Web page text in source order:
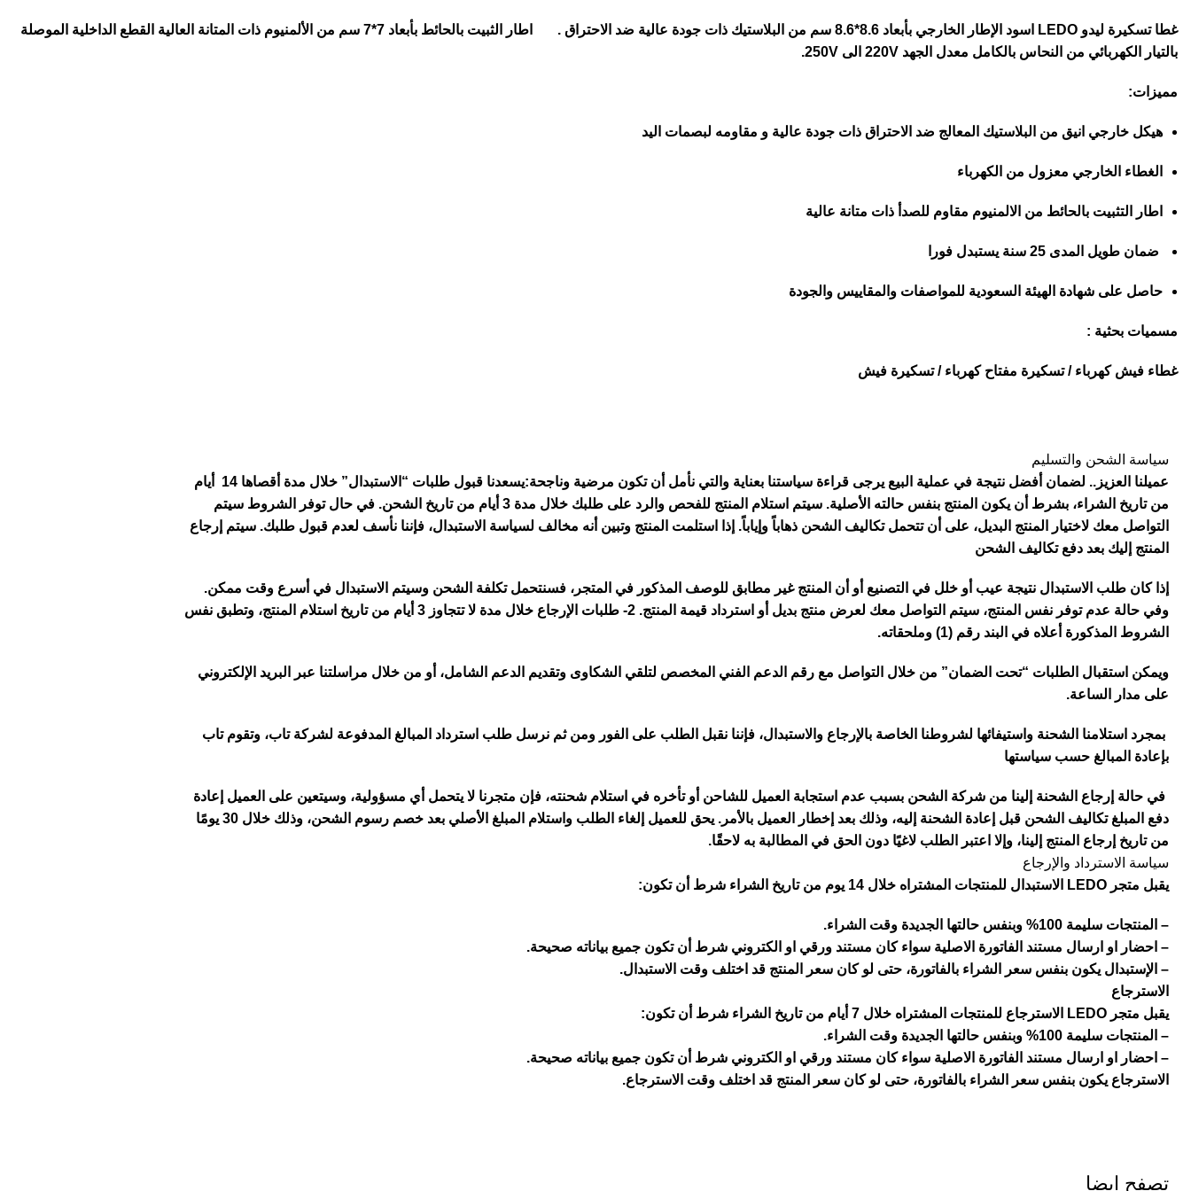
غطا تسكيرة ليدو LEDO اسود الإطار الخارجي بأبعاد 8.6*8.6 سم من البلاستيك ذات جودة عالية ضد الاحتراق . اطار الثبيت بالحائط بأبعاد 7*7 سم من الألمنيوم ذات المتانة العالية القطع الداخلية الموصلة
بالتيار الكهربائي من النحاس بالكامل معدل الجهد 220V الى 250V.
مميزات:
هيكل خارجي انيق من البلاستيك المعالج ضد الاحتراق ذات جودة عالية و مقاومه لبصمات اليد
الغطاء الخارجي معزول من الكهرباء
اطار التثبيت بالحائط من الالمنيوم مقاوم للصدأ ذات متانة عالية
ضمان طويل المدى 25 سنة يستبدل فورا
حاصل على شهادة الهيئة السعودية للمواصفات والمقاييس والجودة
مسميات بحثية :
غطاء فيش كهرباء / تسكيرة مفتاح كهرباء / تسكيرة فيش
سياسة الشحن والتسليم
عميلنا العزيز.. لضمان أفضل نتيجة في عملية البيع يرجى قراءة سياستنا بعناية والتي نأمل أن تكون مرضية وناجحة:يسعدنا قبول طلبات “الاستبدال” خلال مدة أقصاها 14 أيام
من تاريخ الشراء، بشرط أن يكون المنتج بنفس حالته الأصلية. سيتم استلام المنتج للفحص والرد على طلبك خلال مدة 3 أيام من تاريخ الشحن. في حال توفر الشروط سيتم
التواصل معك لاختيار المنتج البديل، على أن تتحمل تكاليف الشحن ذهاباً وإياباً. إذا استلمت المنتج وتبين أنه مخالف لسياسة الاستبدال، فإننا نأسف لعدم قبول طلبك. سيتم إرجاع
المنتج إليك بعد دفع تكاليف الشحن
إذا كان طلب الاستبدال نتيجة عيب أو خلل في التصنيع أو أن المنتج غير مطابق للوصف المذكور في المتجر، فسنتحمل تكلفة الشحن وسيتم الاستبدال في أسرع وقت ممكن.
وفي حالة عدم توفر نفس المنتج، سيتم التواصل معك لعرض منتج بديل أو استرداد قيمة المنتج. 2- طلبات الإرجاع خلال مدة لا تتجاوز 3 أيام من تاريخ استلام المنتج، وتطبق نفس
الشروط المذكورة أعلاه في البند رقم (1) وملحقاته.
ويمكن استقبال الطلبات “تحت الضمان” من خلال التواصل مع رقم الدعم الفني المخصص لتلقي الشكاوى وتقديم الدعم الشامل، أو من خلال مراسلتنا عبر البريد الإلكتروني
على مدار الساعة.
بمجرد استلامنا الشحنة واستيفائها لشروطنا الخاصة بالإرجاع والاستبدال، فإننا نقبل الطلب على الفور ومن ثم نرسل طلب استرداد المبالغ المدفوعة لشركة تاب، وتقوم تاب
بإعادة المبالغ حسب سياستها
في حالة إرجاع الشحنة إلينا من شركة الشحن بسبب عدم استجابة العميل للشاحن أو تأخره في استلام شحنته، فإن متجرنا لا يتحمل أي مسؤولية، وسيتعين على العميل إعادة
دفع المبلغ تكاليف الشحن قبل إعادة الشحنة إليه، وذلك بعد إخطار العميل بالأمر. يحق للعميل إلغاء الطلب واستلام المبلغ الأصلي بعد خصم رسوم الشحن، وذلك خلال 30 يومًا
من تاريخ إرجاع المنتج إلينا، وإلا اعتبر الطلب لاغيًا دون الحق في المطالبة به لاحقًا.
سياسة الاسترداد والإرجاع
يقبل متجر LEDO الاستبدال للمنتجات المشتراه خلال 14 يوم من تاريخ الشراء شرط أن تكون:
– المنتجات سليمة 100% وبنفس حالتها الجديدة وقت الشراء.
– احضار او ارسال مستند الفاتورة الاصلية سواء كان مستند ورقي او الكتروني شرط أن تكون جميع بياناته صحيحة.
– الإستبدال يكون بنفس سعر الشراء بالفاتورة، حتى لو كان سعر المنتج قد اختلف وقت الاستبدال.
الاسترجاع
يقبل متجر LEDO الاسترجاع للمنتجات المشتراه خلال 7 أيام من تاريخ الشراء شرط أن تكون:
– المنتجات سليمة 100% وبنفس حالتها الجديدة وقت الشراء.
– احضار او ارسال مستند الفاتورة الاصلية سواء كان مستند ورقي او الكتروني شرط أن تكون جميع بياناته صحيحة.
الاسترجاع يكون بنفس سعر الشراء بالفاتورة، حتى لو كان سعر المنتج قد اختلف وقت الاسترجاع.
تصفح ايضا